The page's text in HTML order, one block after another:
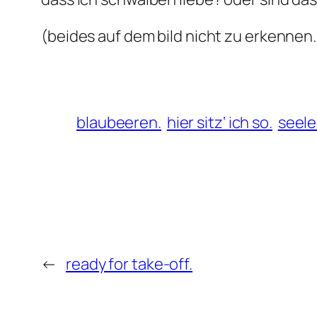
(beides auf dem bild nicht zu
blaubeeren. hier sitz‘ ich so.
← ready for take-off.